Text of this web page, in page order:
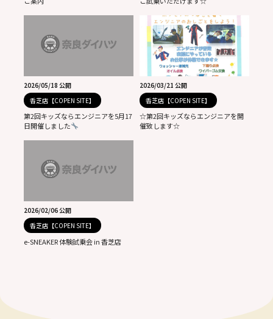
2026/05/18 公開
香芝店【COPEN SITE】
第2回キッズならエンジニアを5月17
日開催しました
2026/03/21 公開
香芝店【COPEN SITE】
☆第2回キッズならエンジニアを開
催致します☆
2026/02/06 公開
香芝店【COPEN SITE】
e-SNEAKER 体験試乗会 in 香芝店